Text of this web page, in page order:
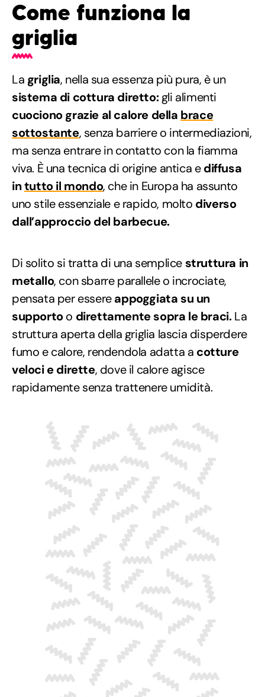
Come funziona la
griglia
La griglia, nella sua essenza più pura, è un
sistema di cottura diretto:gli alimenti
cuociono grazie al calore della brace
sottostante, senza barriere o intermediazioni,
ma senza entrare in contatto con la fiamma
viva. È una tecnica di origine antica ediffusa
intutto il mondo, che in Europa ha assunto
uno stile essenziale e rapido, molto diverso
dall’approccio del barbecue.
Di solito si tratta di una semplice struttura in
metallo, con sbarre parallele o incrociate,
pensata per essereappoggiata su un
supportoo direttamente sopra le braci.La
struttura aperta della griglia lascia disperdere
fumo e calore, rendendola adatta a cotture
veloci e dirette, dove il calore agisce
rapidamente senza trattenere umidità.